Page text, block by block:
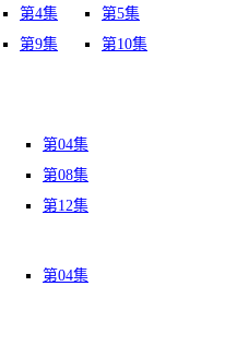
第4集
第5集
第9集
第10集
第04集
第08集
第12集
第04集